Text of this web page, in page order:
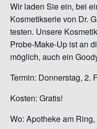
Wir laden Sie ein, bei
Kosmetikserie von Dr.
testen. Unsere
Probe-Make-Up ist an
möglich, auch ein
Termin: Donnerstag, 2.
Kosten: Gratis!
Wo: Apotheke am